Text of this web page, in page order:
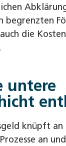
begrenzten
die
untere
knüpft an
an